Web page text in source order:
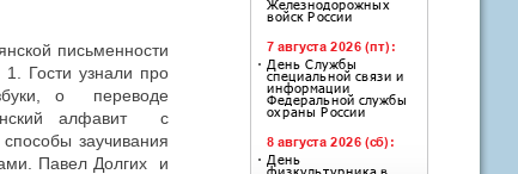
письменности
Гости узнали про
о переводе
алфавит с
заучивания
Павел Долгих и